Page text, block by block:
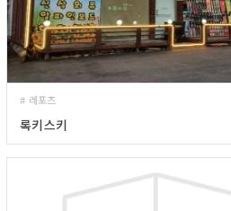
# 레포츠
록키스키